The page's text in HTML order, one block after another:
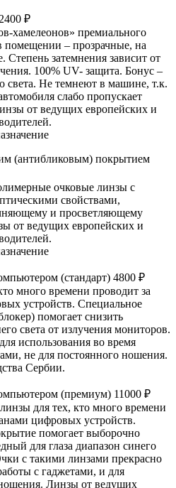
₽
хамелеонов» премиального
помещении – прозрачные, на
Степень затемнения зависит от
100% UV- защита. Бонус –
света. Не темнеют в машине, т.к.
слабо пропускает
от ведущих европейских и
(антибликовым) покрытием
очковые линзы с
свойствами,
и просветляющему
от ведущих европейских и
(стандарт) 4800 ₽
много времени проводит за
устройств. Специальное
помогает снизить
света от излучения мониторов.
использования во время
не для постоянного ношения.
Сербии.
(премиум) 11000 ₽
для тех, кто много времени
цифровых устройств.
помогает выборочно
для глаза диапазон синего
с такими линзами прекрасно
с гаджетами, и для
Линзы от ведущих